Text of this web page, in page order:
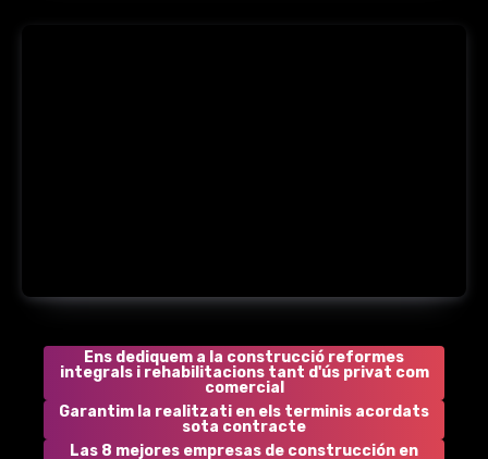
Ens dediquem a la construcció reformes
integrals i rehabilitacions tant d'ús privat com
comercial
Garantim la realitzati en els terminis acordats
sota contracte
Las 8 mejores empresas de construcción en